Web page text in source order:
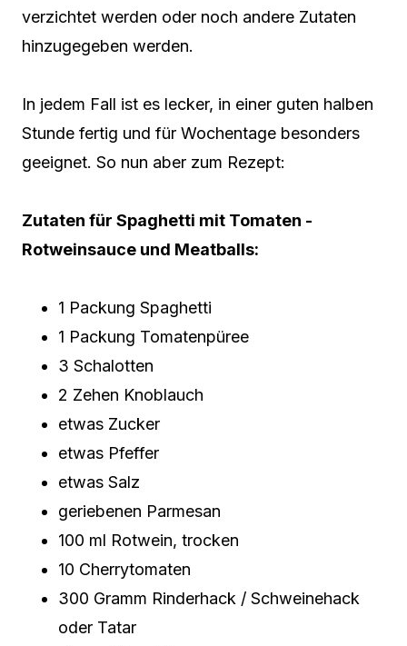
verzichtet werden oder noch andere Zutaten
hinzugegeben werden.
In jedem Fall ist es lecker, in einer guten halben
Stunde fertig und für Wochentage besonders
geeignet. So nun aber zum Rezept:
Zutaten für Spaghetti mit Tomaten -
Rotweinsauce und Meatballs:
1 Packung Spaghetti
1 Packung Tomatenpüree
3 Schalotten
2 Zehen Knoblauch
etwas Zucker
etwas Pfeffer
etwas Salz
geriebenen Parmesan
100 ml Rotwein, trocken
10 Cherrytomaten
300 Gramm Rinderhack / Schweinehack
oder Tatar